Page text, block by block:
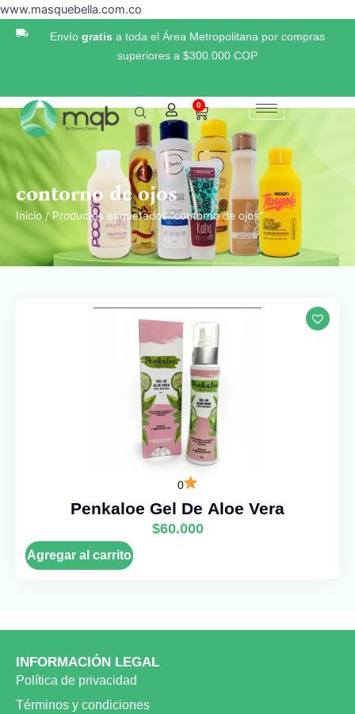
www.masquebella.com.co
Envío gratis a toda el Área Metropolitana por compras
superiores a $300.000 COP
0
Cart
contorno de ojos
Inicio / Productos etiquetados “contorno de ojos”
0
Penkaloe Gel De Aloe Vera
$60.000
Agregar al carrito
INFORMACIÓN LEGAL
Política de privacidad
Términos y condiciones